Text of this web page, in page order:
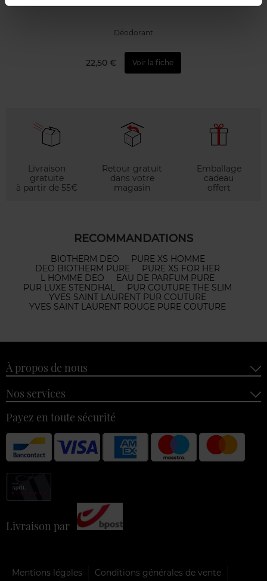
Déodorant
22,50 € Voir la fiche
Livraison
gratuite
à partir de 55€
Retour gratuit
dans votre
magasin
Emballage
cadeau
offert
RECOMMANDATIONS
BIOTHERM DEO
PURE XS HOMME
DEO BIOTHERM PURE
PURE XS FOR HER
L HOMME DEO
EAU DE PARFUM PURE
PUR LUXE STENDHAL
PUR COUTURE THE SLIM
YVES SAINT LAURENT PUR COUTURE
YVES SAINT LAURENT ROUGE PURE COUTURE
À propos de nous
Nos services
Payez en toute sécurité
Livraison par
Mentions légales Conditions générales de vente